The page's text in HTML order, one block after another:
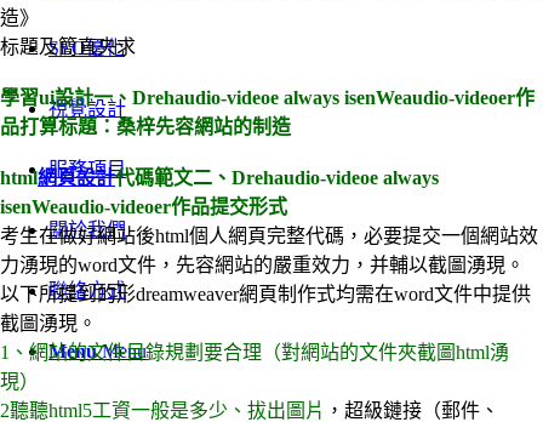
SEO優化
視覺設計
服務項目
關於我們
聯絡方式
Menu Menu
造》
标題及簡直央求
學習ui設計一、Drehaudio-videoe always isenWeaudio-videoer作
品打算标題：桑梓先容網站的制造
html網頁設計代碼範文二、Drehaudio-videoe always
isenWeaudio-videoer作品提交形式
考生在做好網站後html個人網頁完整代碼，必要提交一個網站效
力湧現的word文件，先容網站的嚴重效力，并輔以截圖湧現。
以下所提到的形dreamweaver網頁制作式均需在word文件中提供
截圖湧現。
1、網站的文件目錄規劃要合理（對網站的文件夾截圖html湧
現）
2聽聽html5工資一般是多少、拔出圖片 ，超級鏈接（郵件、